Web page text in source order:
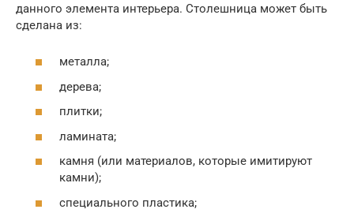
данного элемента интерьера. Столешница может быть
сделана из:
металла;
дерева;
плитки;
ламината;
камня (или материалов, которые имитируют
камни);
специального пластика;